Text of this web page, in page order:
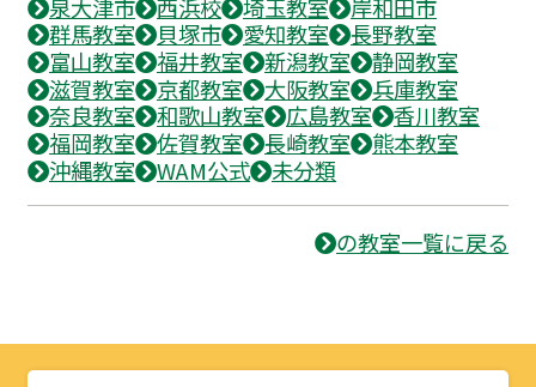
泉大津市
西浜校 埼玉教室
岸和田市
群馬教室
貝塚市 愛知教室
長野教室
富山教室
福井教室 新潟教室
静岡教室
滋賀教室
京都教室 大阪教室
兵庫教室
奈良教室
和歌山教室 広島教室
香川教室
福岡教室
佐賀教室 長崎教室
熊本教室
沖縄教室
WAM公式 未分類
の教室一覧に戻る